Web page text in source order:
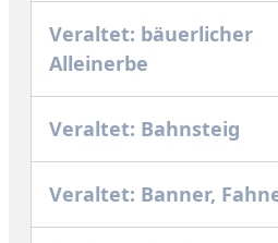
Veraltet: bäuerlicher
Alleinerbe
Veraltet: Bahnsteig
Veraltet: Banner,